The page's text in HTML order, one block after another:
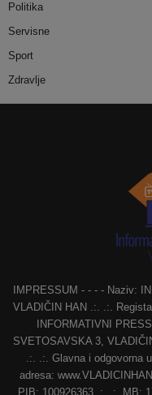
Politika
Servisne
Sport
Zdravlje
IMPRESSUM - - - - Naziv:
VLADIČIN HAN .:. .:.
INFORMATIVNI
SVETOSAVSKA 3,
.:. .:. Glavna i odgovorna
adresa:
PIB: 100926363 .:. .:. MB: